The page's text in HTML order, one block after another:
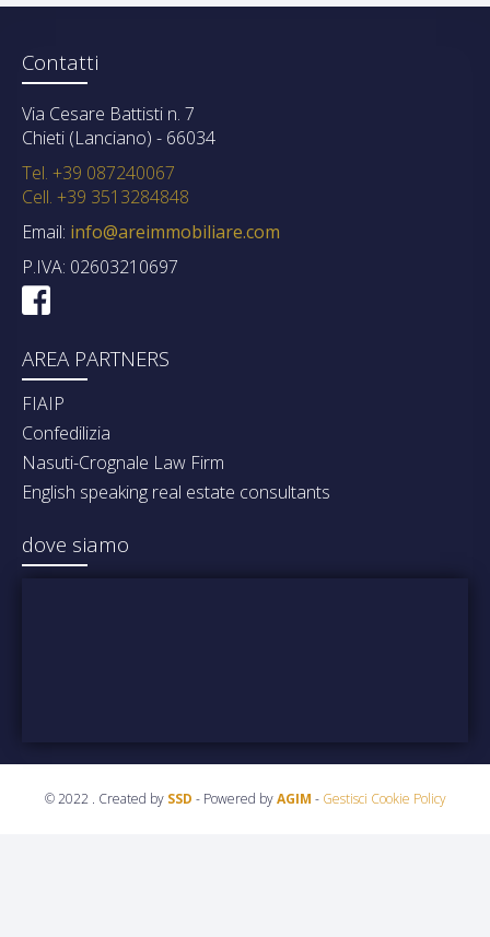
Contatti
Via Cesare Battisti n. 7
Chieti (Lanciano) - 66034
Tel. +39 087240067
Cell. +39 3513284848
Email: info@areimmobiliare.com
P.IVA: 02603210697
AREA PARTNERS
FIAIP
Confedilizia
Nasuti-Crognale Law Firm
English speaking real estate consultants
dove siamo
© 2022 . Created by SSD - Powered byAGIM - Gestisci Cookie Policy